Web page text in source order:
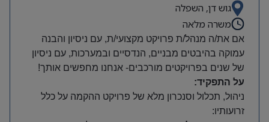
גוש דן, השפלה
משרה מלאה
אם את/ה מנהל/ת פרויקט מקצועי/ת, עם ניסיון והבנה
עמוקה בהיבטים מבניים, הנדסיים ובמערכות, עם ניסיון
של שנים בפרויקטים מורכבים- אנחנו מחפשים אותך!
על התפקיד:
ניהול, תכלול וסנכרון מלא של פרויקט ההקמה על כלל
זרועותיו: